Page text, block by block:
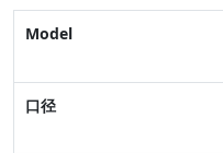
Model
口径
适用流体